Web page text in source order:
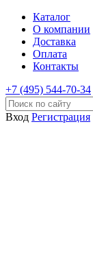
Каталог
О компании
Доставка
Оплата
Контакты
+7 (495) 544-70-34
Вход Регистрация